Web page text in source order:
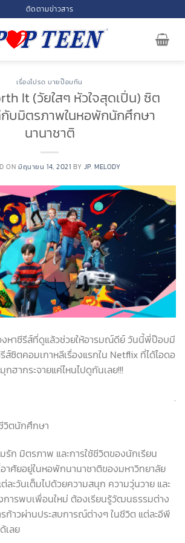
ติดตามข่าวสาร
เรื่องโปรด บายป๊อบทีน
It (วัยใสๆ หัวใจสุดเปิ่น) ซิต
บมิตรภาพในหอพักนักศึกษา
นานาชาติ
ONมิถุนายน 14, 2021 BY JP. MELODY
งหาซีรีส์ที่ดูแล้วช่วยให้อารมณ์ดีย์ วันนี้พี่ป๊อบมี
ส์ซิตคอมเกาหลีเรื่องแรกใน Netflix ที่ได้ไอดอ
ฮากระจายแค่ไหนไปดูกันเลย!!!
.
วิตนักศึกษา
มิตรภาพ และการใช้ชีวิตของนักเรียน
าศัยอยู่ในหอพักนานาชาติของมหาวิทยาลัย
ละวันเต็มไปด้วยความสนุก ความวุ่นวาย และ
ารพบเพื่อนใหม่ ต้องเรียนรู้วัฒนธรรมต่าง
ก้าวผ่านประสบการณ์ต่างๆ ในชีวิต แต่ละอีพี
เลย